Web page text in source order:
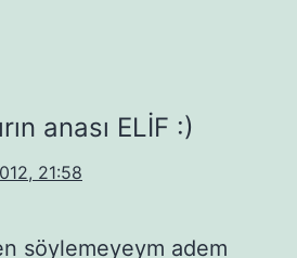
anası ELİF :)
21:58
söylemeyeym adem